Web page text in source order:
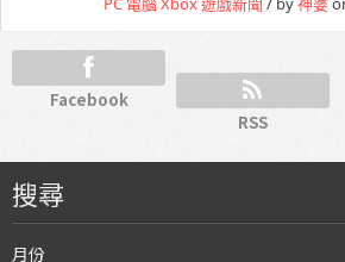
Facebook
RSS
搜尋
月份